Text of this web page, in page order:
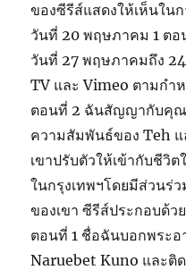
ของซีรีส์แสดงให้เห็นใน
วันที่ 20 พฤษภาคม 1 ตอ
วันที่ 27 พฤษภาคมถึง
TV และ Vimeo ตามกำ
ตอนที่ 2 ฉันสัญญากับคุณ
ความสัมพันธ์ของ Teh
เขาปรับตัวให้เข้ากับชีวิ
ในกรุงเทพฯโดยมีส่วนร่
ของเขา ซีรีส์ประกอบด้
ตอนที่ 1 ชื่อฉันบอกพระ
Naruebet Kuno และติ